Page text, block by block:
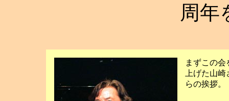
周年
まずこの会
上げた山
らの挨拶。